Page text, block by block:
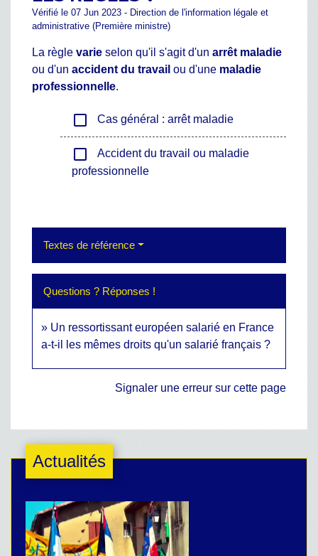
Vérifié le 07 Jun 2023 - Direction de l'information légale et
administrative (Première ministre)
La règle varie selon qu'il s'agit d'un arrêt maladie
ou d'un accident du travail ou d'une maladie
professionnelle.
check_box_outline_blank Cas général : arrêt maladie
check_box_outline_blank
Accident du travail ou maladie
professionnelle
Textes de référence
Questions ? Réponses !
Un ressortissant européen salarié en France
a-t-il les mêmes droits qu'un salarié français ?
Signaler une erreur sur cette page
Actualités